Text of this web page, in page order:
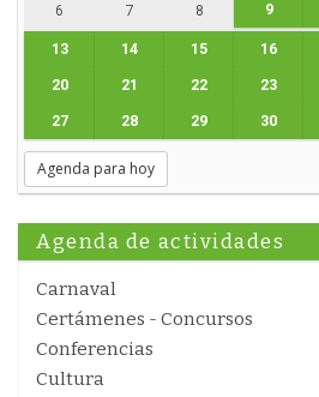
6 7 8 9
13 14 15 16
20 21 22 23
27 28 29 30
Agenda para hoy
Agenda de actividades
Carnaval
Certámenes - Concursos
Conferencias
Cultura